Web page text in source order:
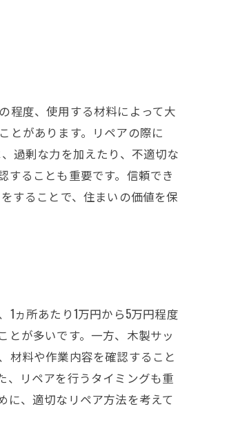
程度、使用する材料によって大
とがあります。リペアの際に
過剰な力を加えたり、不適切な
することも重要です。信頼でき
することで、住まいの価値を保
ヵ所あたり1万円から5万円程度
とが多いです。一方、木製サッ
材料や作業内容を確認すること
、リペアを行うタイミングも重
に、適切なリペア方法を考えて